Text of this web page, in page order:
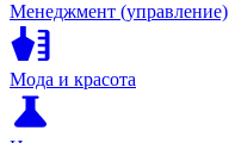
Менеджмент (управление)
Мода и красота